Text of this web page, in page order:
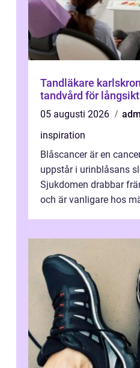
Tandläkare karlskrona så väljer du
tandvård för
05 augusti 2026
inspiration
Blåscancer är en
uppstår i urinblåsans
Sjukdomen drabbar
och är vanligare hos